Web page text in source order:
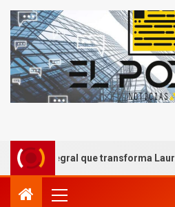
integral que transforma Laureles